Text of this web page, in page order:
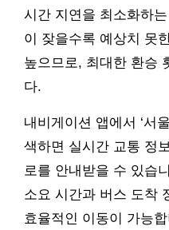
시간 지연을 최소화하
이 잦을수록 예상치 못
높으므로, 최대한 환승
다.
내비게이션 앱에서 ‘서
색하면 실시간 교통 정
로를 안내받을 수 있습
소요 시간과 버스 도착
효율적인 이동이 가능